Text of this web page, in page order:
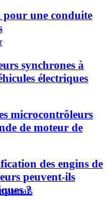
une conduite
synchrones à
électriques
microcontrôleurs
de moteur de
des engins de
peuvent-ils
?​